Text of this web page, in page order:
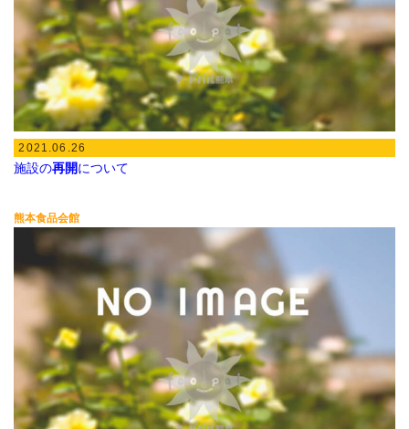
2021.06.26
施設の再開について
熊本食品会館